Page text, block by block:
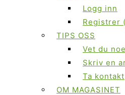
Logg inn
Registrer
TIPS OSS
Vet du
Skriv en
Ta kontakt
OM MAGASINET